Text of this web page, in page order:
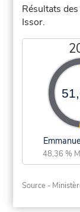
Résultats
Issor.
48,36 %
Source -